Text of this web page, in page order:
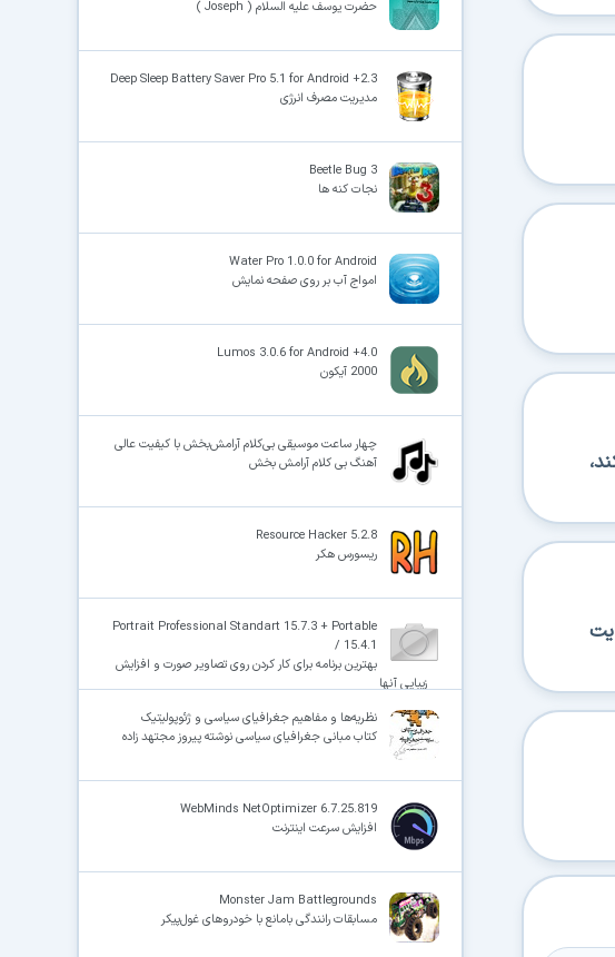
حضرت یوسف علیه السلام ( Joseph )
Deep Sleep Battery Saver Pro 5.1 for Android +2.3
مدیریت مصرف انرژی
Beetle Bug 3
نجات کنه ها
Water Pro 1.0.0 for Android
امواج آب بر روی صفحه نمایش
Lumos 3.0.6 for Android +4.0
2000 آیکون
چهار ساعت موسیقی بی‌کلام آرامش‌بخش با کیفیت عالی
آهنگ بی کلام آرامش بخش
Resource Hacker 5.2.8
ریسورس هکر
Portrait Professional Standart 15.7.3 + Portable
/ 15.4.1
بهترین برنامه برای کار کردن روی تصاویر صورت و افزایش
زیبایی آنها
نظریه‌ها و مفاهیم جغرافیای سیاسی و ژئوپولیتیک
کتاب مبانی جغرافیای سیاسی نوشته پیروز مجتهد زاده
WebMinds NetOptimizer 6.7.25.819
افزایش سرعت اینترنت
Monster Jam Battlegrounds
مسابقات رانندگی بامانع با خودروهای غول‌پیکر